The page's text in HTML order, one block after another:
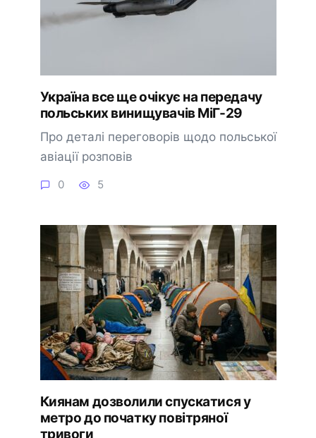
Україна все ще очікує на передачу
польських винищувачів МіГ-29
Про деталі переговорів щодо польської
авіації розповів
0 5
Киянам дозволили спускатися у
метро до початку повітряної
тривоги
🔔 Підписатися